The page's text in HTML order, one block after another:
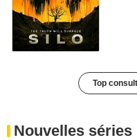
Top
Nouvelles séries